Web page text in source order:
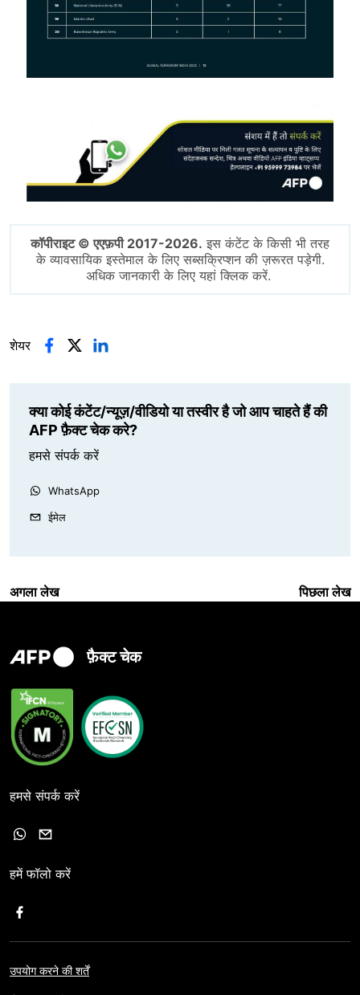
कॉपीराइट © एएफ़पी 2017-2026. इस कंटेंट के किसी भी तरह
के व्यावसायिक इस्तेमाल के लिए सब्सक्रिप्शन की ज़रूरत पड़ेगी.
अधिक जानकारी के लिए यहां क्लिक करें.
शेयर
क्या कोई कंटेंट/न्यूज़/वीडियो या तस्वीर है जो आप चाहते हैं की
AFP फ़ैक्ट चेक करे?
हमसे संपर्क करें
WhatsApp
ईमेल
अगला लेख पिछला लेख
फ़ैक्ट चेक
हमसे संपर्क करें
हमें फॉलो करें
उपयोग करने की शर्तें